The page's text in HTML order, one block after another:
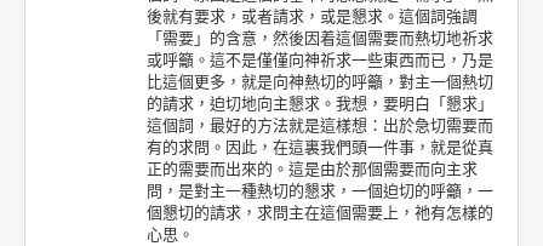
後就有要求，或者請求，或是懇求。這個詞強調
「需要」的含意，然後因着這個需要而熱切地祈求
或呼籲。這不是僅僅向神祈求一些東西而已，乃是
比這個更多，就是向神熱切的呼籲，對主一個熱切
的請求，迫切地向主懇求。我想，要明白「懇求」
這個詞，最好的方法就是這樣想：出於急切需要而
有的求問。因此，在這裏我們頭一件事，就是從真
正的需要而出來的。這是由於那個需要而向主求
問，是對主一種熱切的懇求，一個迫切的呼籲，一
個懇切的請求，求問主在這個需要上，祂有怎樣的
心思。